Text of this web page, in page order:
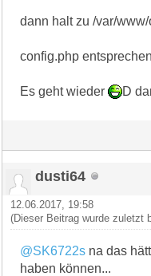
dann halt zu /var/
config.php
Es geht wieder D
dusti64
12.06.2017, 19:58
(Dieser Beitrag wurde zuletzt
@SK6722s na das
haben können...